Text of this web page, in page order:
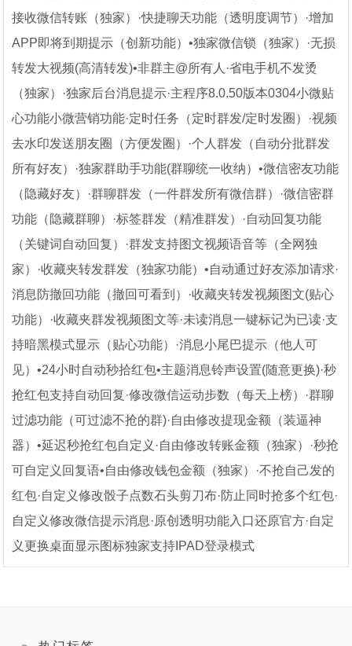
接收微信转账（独家）·快捷聊天功能（透明度调节）·增加
APP即将到期提示（创新功能）•独家微信锁（独家）·无损
转发大视频(高清转发)•非群主@所有人·省电手机不发烫
（独家）·独家后台消息提示·主程序8.0.50版本0304小微贴
心功能小微营销功能·定时任务（定时群发/定时发圈）·视频
去水印发送朋友圈（方便发圈）·个人群发（自动分批群发
所有好友）·独家群助手功能(群聊统一收纳）•微信密友功能
（隐藏好友）·群聊群发（一件群发所有微信群）·微信密群
功能（隐藏群聊）·标签群发（精准群发）·自动回复功能
（关键词自动回复）·群发支持图文视频语音等（全网独
家）·收藏夹转发群发（独家功能）•自动通过好友添加请求·
消息防撤回功能（撤回可看到）·收藏夹转发视频图文(贴心
功能）·收藏夹群发视频图文等·未读消息一键标记为已读·支
持暗黑模式显示（贴心功能）·消息小尾巴提示（他人可
见）•24小时自动秒拾红包•主题消息铃声设置(随意更换)·秒
抢红包支持自动回复·修改微信运动步数（每天上榜）·群聊
过滤功能（可过滤不抢的群)·自由修改提现金额（装逼神
器）•延迟秒抢红包自定义·自由修改转账金额（独家）·秒抢
可自定义回复语•自由修改钱包金额（独家）·不抢自己发的
红包·自定义修改骰子点数石头剪刀布·防止同时抢多个红包·
自定义修改微信提示消息·原创透明功能入口还原官方·自定
义更换桌面显示图标独家支持IPAD登录模式